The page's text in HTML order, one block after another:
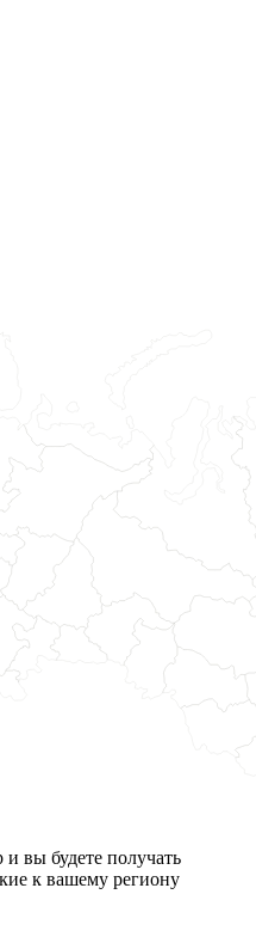
вы будете получать
к вашему региону